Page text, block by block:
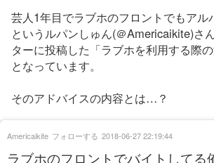
芸人1年目でラブホのフロントでもアル
というルパンしゅん(＠Americaikite)さ
ターに投稿した「ラブホを利用する際
となっています。
そのアドバイスの内容とは…？
ラブホのフロントでバイトしてる
Americaikite フォローする 2018-06-27 22:19:44